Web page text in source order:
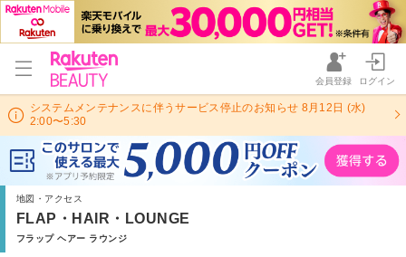
会員登録 ログイン
システムメンテナンスに伴うサービス停止のお知らせ 8月12日 (水)
2:00〜5:30
地図・アクセス
FLAP・HAIR・LOUNGE
フラップ ヘアー ラウンジ